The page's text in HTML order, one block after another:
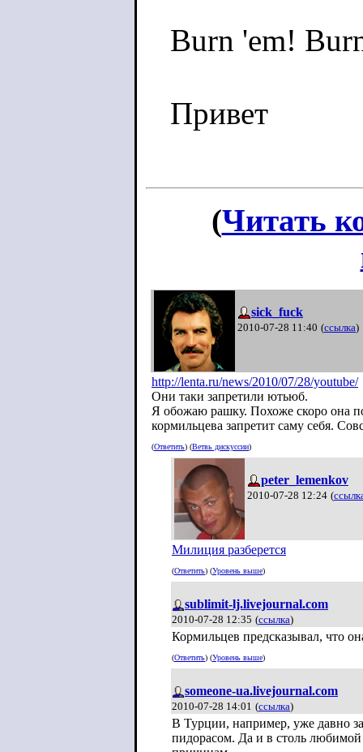
Burn 'em!
Привет
(Читать
sick_fuck
2010-07-28 11:40 (ссылка)
http://lenta.ru/news/2010/07/28/youtube/
Они таки запретили ютьюб.
Я обожаю рашку. Похоже скоро она
кормильцева запретит саму себя.
(Ответить) (Ветвь дискуссии)
peter_lemenkov
2010-07-28 12:24 (
Милиция разберется
(Ответить) (Уровень выше)
sublimit-lj.livejournal.com
2010-07-28 12:35 (ссылка)
Кормильцев предсказывал, что
(Ответить) (Уровень выше)
someone-ua.livejournal.com
2010-07-28 14:01 (ссылка)
В Турции, например, уже давно
пидорасом. Да и в столь